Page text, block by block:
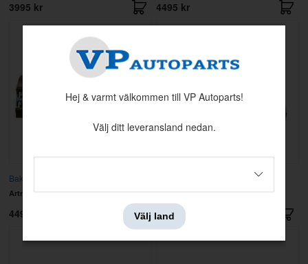
3995 kr 4495 kr
Bakskärm Mustang 67 CV Vä
Artnr: C7ZZ-7627847-C
4495 kr
Bakskärm Mustang 67 FB Hö
5995 kr
Hej & varmt välkommen till VP Autoparts!
Välj ditt leveransland nedan.
Välj land